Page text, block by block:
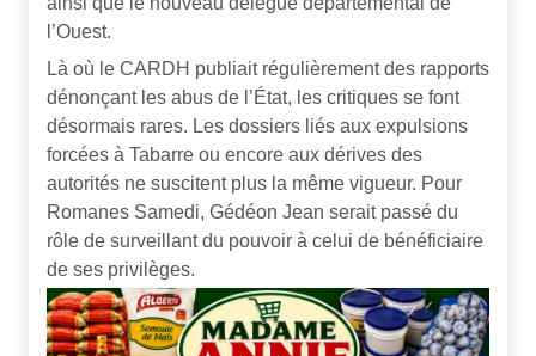
l’Ouest.
Là où le CARDH publiait régulièrement des rapports
dénonçant les abus de l’État, les critiques se font
désormais rares. Les dossiers liés aux expulsions
forcées à Tabarre ou encore aux dérives des
autorités ne suscitent plus la même vigueur. Pour
Romanes Samedi, Gédéon Jean serait passé du
rôle de surveillant du pouvoir à celui de bénéficiaire
de ses privilèges.